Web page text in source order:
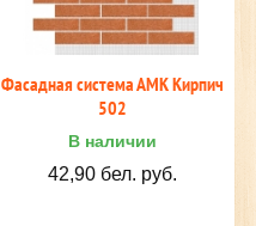
Фасадная система АМК Кирпич
502
В наличии
42,90 бел. руб.